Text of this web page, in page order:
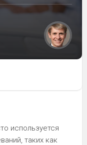
используется
таких как